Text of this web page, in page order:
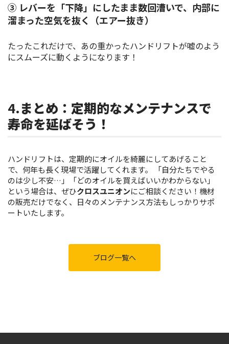
③ レバーを「下降」にしたまま数回漕いで、内部に
溜まった空気を抜く（エアー抜き）
たったこれだけで、あの重かったハンドリフトが嘘のよう
にスムーズに動くようになります！
4.まとめ：定期的なメンテナンスで
寿命を延ばそう！
ハンドリフトは、定期的にオイルを綺麗にしてあげること
で、何年も長く現場で活躍してくれます。 「自分たちでやる
のは少し不安…」「どのオイルを買えばいいかわからない」
という場合は、ぜひクロスユニオンにご相談ください！機材
の販売だけでなく、日々のメンテナンス方法もしっかりサポ
ートいたします。
ブログ一覧へ